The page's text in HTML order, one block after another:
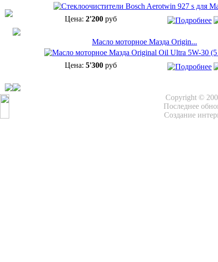
Цена: 2'200руб
Масло моторное Мазда Origin...
Цена: 5'300руб
Copyright ©
Последнее
Создание